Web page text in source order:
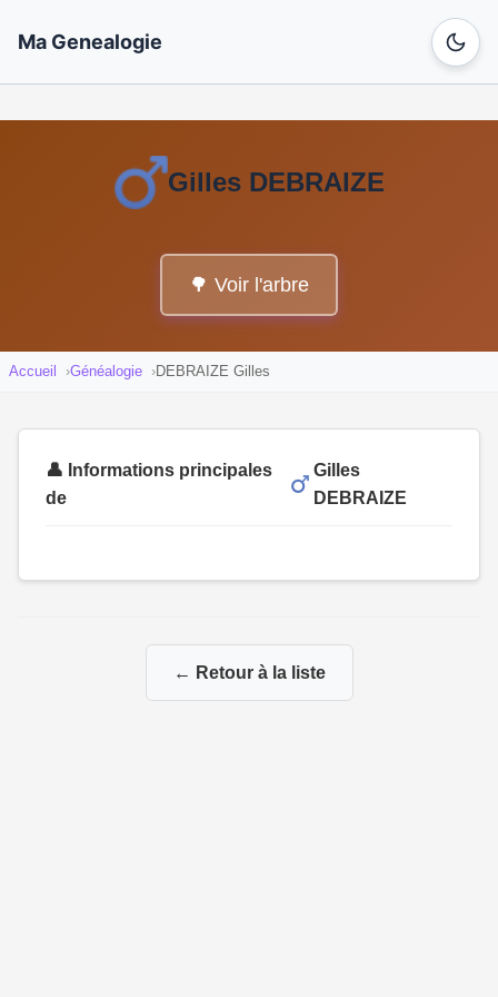
Ma Genealogie
Gilles DEBRAIZE
🌳 Voir l'arbre
Accueil Généalogie DEBRAIZE Gilles
👤 Informations principales
de
Gilles
DEBRAIZE
← Retour à la liste